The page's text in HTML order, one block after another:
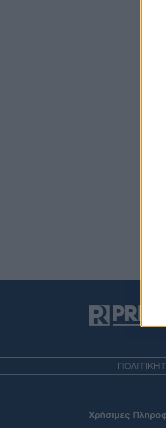
ΠΟΛΙΤΙΚΗ
Χρήσιμες